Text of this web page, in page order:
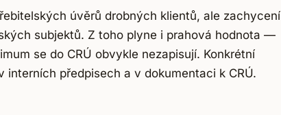
úvěrů drobných klientů, ale zachycení
subjektů. Z toho plyne i prahová hodnota —
se do CRÚ obvykle nezapisují. Konkrétní
předpisech a v dokumentaci k CRÚ.